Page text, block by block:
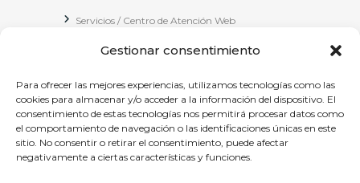
Gestionar consentimiento
Para ofrecer las mejores experiencias, utilizamos tecnologías como las
cookies para almacenar y/o acceder a la información del dispositivo. El
consentimiento de estas tecnologías nos permitirá procesar datos como
el comportamiento de navegación o las identificaciones únicas en este
sitio. No consentir o retirar el consentimiento, puede afectar
negativamente a ciertas características y funciones.
Servicios / Centro de Atención Web
Correo Institucional
Notificaciones judiciales